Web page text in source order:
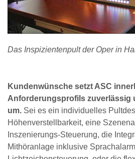
Das Inspizientenpult der Oper in
Kundenwünsche setzt ASC
Anforderungsprofils zuverlässig
um. Sei es ein individuelles
Höhenverstellbarkeit, eine
Inszenierungs-Steuerung, die
Mithöranlage inklusive